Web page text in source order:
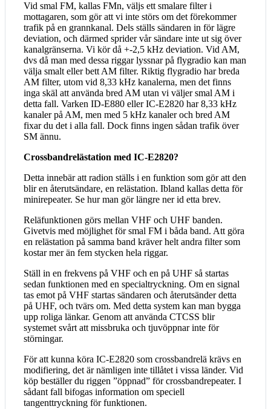
Vid smal FM, kallas FMn, väljs ett smalare filter i
mottagaren, som gör att vi inte störs om det förekommer
trafik på en grannkanal. Dels ställs sändaren in för lägre
deviation, och därmed sprider vår sändare inte ut sig över
kanalgränserna. Vi kör då +-2,5 kHz deviation. Vid AM,
dvs då man med dessa riggar lyssnar på flygradio kan man
välja smalt eller bett AM filter. Riktig flygradio har breda
AM filter, utom vid 8,33 kHz kanalerna, men det finns
inga skäl att använda bred AM utan vi väljer smal AM i
detta fall. Varken ID-E880 eller IC-E2820 har 8,33 kHz
kanaler på AM, men med 5 kHz kanaler och bred AM
fixar du det i alla fall. Dock finns ingen sådan trafik över
SM ännu.
Crossbandrelästation med IC-E2820?
Detta innebär att radion ställs i en funktion som gör att den
blir en återutsändare, en relästation. Ibland kallas detta för
minirepeater. Se hur man gör längre ner id etta brev.
Reläfunktionen görs mellan VHF och UHF banden.
Givetvis med möjlighet för smal FM i båda band. Att göra
en relästation på samma band kräver helt andra filter som
kostar mer än fem stycken hela riggar.
Ställ in en frekvens på VHF och en på UHF så startas
sedan funktionen med en specialtryckning. Om en signal
tas emot på VHF startas sändaren och återutsänder detta
på UHF, och tvärs om. Med detta system kan man bygga
upp roliga länkar. Genom att använda CTCSS blir
systemet svårt att missbruka och tjuvöppnar inte för
störningar.
För att kunna köra IC-E2820 som crossbandrelä krävs en
modifiering, det är nämligen inte tillåtet i vissa länder. Vid
köp beställer du riggen ”öppnad” för crossbandrepeater. I
sådant fall bifogas information om speciell
tangenttryckning för funktionen.